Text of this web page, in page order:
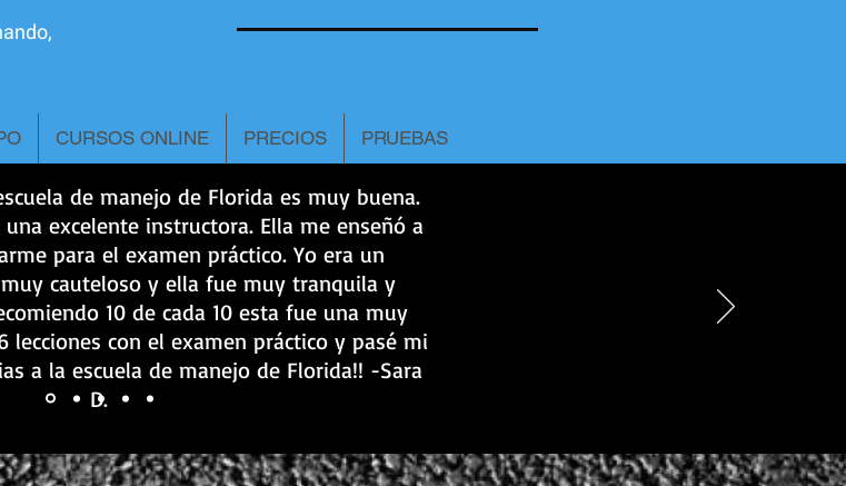
CURSOS ONLINE PRECIOS PRUEBAS
de manejo de Florida es muy buena.
excelente instructora. Ella me enseñó a
para el examen práctico. Yo era un
cauteloso y ella fue muy tranquila y
10 de cada 10 esta fue una muy
lecciones con el examen práctico y pasé mi
a la escuela de manejo de Florida!! -Sara
D.